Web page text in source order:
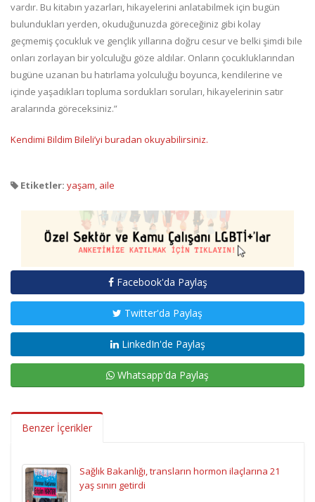
vardır. Bu kitabın yazarları, hikayelerini anlatabilmek için bugün
bulundukları yerden, okuduğunuzda göreceğiniz gibi kolay
geçmemiş çocukluk ve gençlik yıllarına doğru cesur ve belki şimdi bile
onları zorlayan bir yolculuğu göze aldılar. Onların çocukluklarından
bugüne uzanan bu hatırlama yolculuğu boyunca, kendilerine ve
içinde yaşadıkları topluma sordukları soruları, hikayelerinin satır
aralarında göreceksiniz.”
Kendimi Bildim Bileli’yi buradan okuyabilirsiniz.
Etiketler: yaşam aile
Facebook'da Paylaş
Twitter'da Paylaş
LinkedIn'de Paylaş
Whatsapp'da Paylaş
Benzer İçerikler
Sağlık Bakanlığı, transların hormon ilaçlarına 21
yaş sınırı getirdi